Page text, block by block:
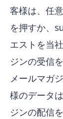
客様は、任
を押すか、
エストを当
ジンの受信
メールマガ
様のデータ
ジンの配信